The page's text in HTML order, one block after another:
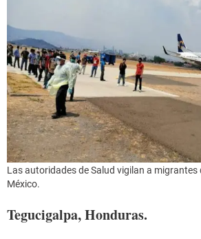
Las autoridades de Salud vigilan a
México.
Tegucigalpa, Honduras.